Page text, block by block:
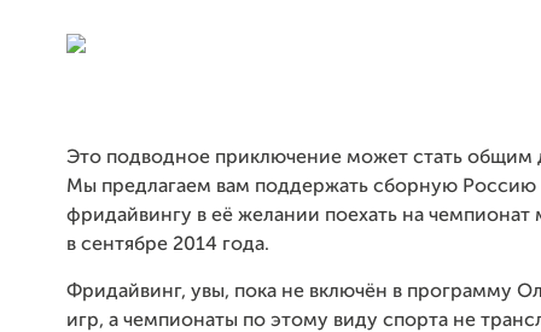
Это подводное приключение может стать общим
Мы предлагаем вам поддержать сборную Россию
фридайвингу в её желании поехать на чемпионат
в сентябре 2014 года.
Фридайвинг, увы, пока не включён в программу
игр, а чемпионаты по этому виду спорта не